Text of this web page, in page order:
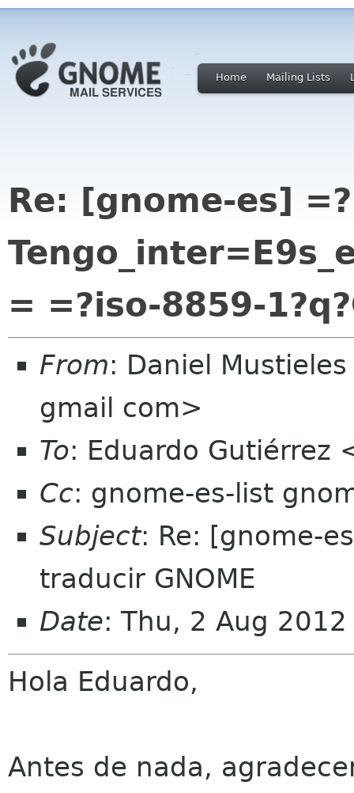
Home Mailing Lists
Re: [gnome-es]
= =?iso-8859-
From: Daniel
gmail com>
To: Eduardo
Cc: gnome-es-list
Subject: Re: [gnome-
traducir GNOME
Date: Thu, 2 Aug
Hola Eduardo,
Antes de nada,